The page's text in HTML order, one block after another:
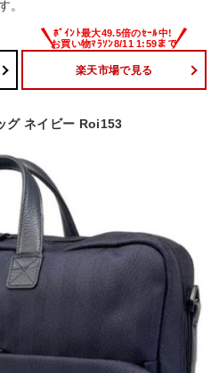
。
楽天市場で見る
グ ネイビー Roi153